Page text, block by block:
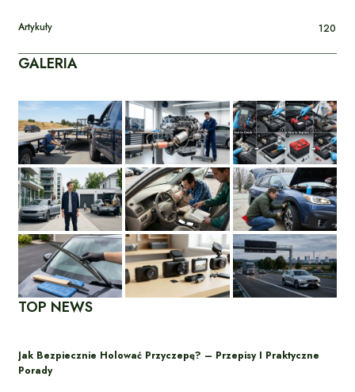
Artykuły 120
GALERIA
TOP NEWS
Jak Bezpiecznie Holować Przyczepę? – Przepisy I Praktyczne
Porady